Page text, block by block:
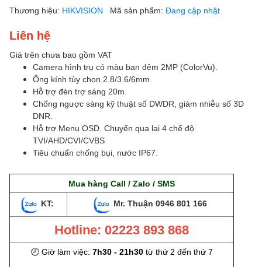
Thương hiệu: HIKVISION Mã sản phẩm: Đang cập nhật
Liên hệ
Giá trên chưa bao gồm VAT
Camera hình trụ có màu ban đêm 2MP (ColorVu).
Ống kính tùy chọn 2.8/3.6/6mm.
Hỗ trợ đèn trợ sáng 20m.
Chống ngược sáng kỹ thuật số DWDR, giảm nhiễu số 3D
DNR.
Hỗ trợ Menu OSD. Chuyển qua lại 4 chế độ
TVI/AHD/CVI/CVBS
Tiêu chuẩn chống bụi, nước IP67.
Mua hàng Call / Zalo / SMS
KT: Mr. Thuận 0946 801 166
Hotline: 02223 893 868
🕗 Giờ làm việc: 7h30 - 21h30từ thứ 2 đến thứ 7